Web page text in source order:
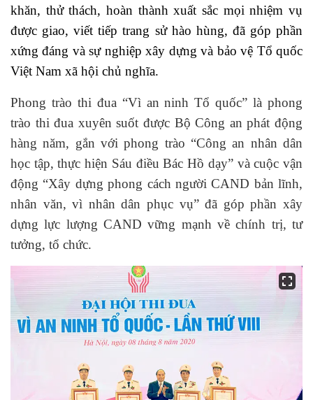
khăn, thử thách, hoàn thành xuất sắc mọi nhiệm vụ
được giao, viết tiếp trang sử hào hùng, đã góp phần
xứng đáng và sự nghiệp xây dựng và bảo vệ Tổ quốc
Việt Nam xã hội chủ nghĩa.
Phong trào thi đua “Vì an ninh Tổ quốc” là phong
trào thi đua xuyên suốt được Bộ Công an phát động
hàng năm, gắn với phong trào “Công an nhân dân
học tập, thực hiện Sáu điều Bác Hồ dạy” và cuộc vận
động “Xây dựng phong cách người CAND bản lĩnh,
nhân văn, vì nhân dân phục vụ” đã góp phần xây
dựng lực lượng CAND vững mạnh về chính trị, tư
tưởng, tổ chức.